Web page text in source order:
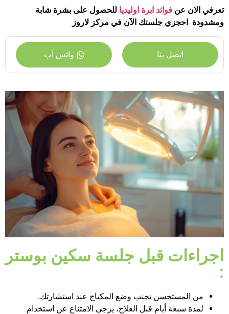
تعرفي الان عن فوائد ابرة اوليديا للحصول على بشرة شابة
ومشدودة احجزي جلستك الآن في مركز لاروز
اتصل بنا واتس آب
اجراءات قبل جلسة سكين بوستر
:
من المستحسن تجنب وضع المكياج عند استشارتك.
لمدة سبعة أيام قبل العلاج، يرجى الامتناع عن استخدام